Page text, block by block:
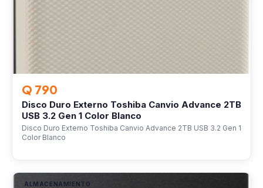
Q 790
Disco Duro Externo Toshiba Canvio Advance 2TB
USB 3.2 Gen 1 Color Blanco
Disco Duro Externo Toshiba Canvio Advance 2TB USB 3.2 Gen 1
Color Blanco
ALMACENAMIENTO